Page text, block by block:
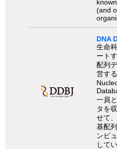
(and
DNA
生命
ート
配列
営す
一員
タを
せて
基配
ンピ
して